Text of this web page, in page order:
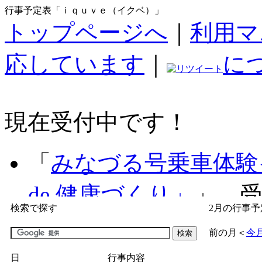
行事予定表「ｉｑｕｖｅ（イクベ）」
トップページへ
利用
応しています
に
現在受付中です！
「 みなづる号乗車体
de 健康づくり」
」 受
「子育て交流広場「
検索で探す 2月の行事
前の月 ＜ 今
日 行事内容